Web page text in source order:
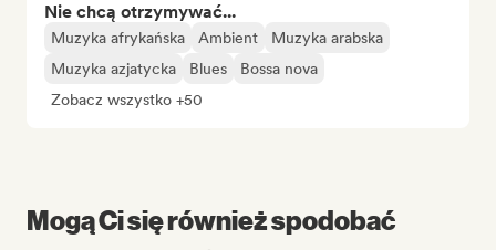
Nie chcą otrzymywać...
Muzyka afrykańska Ambient
Muzyka arabska
Muzyka azjatycka
Blues
Bossa nova
Zobacz wszystko +50
Mogą Ci się również spodobać